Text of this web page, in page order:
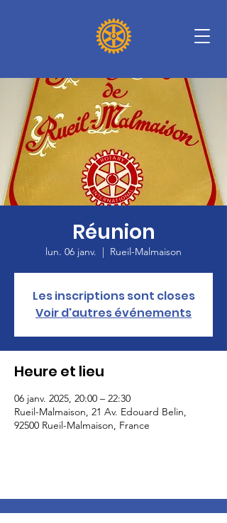
Réunion
lun. 06 janv.
  |
Rueil-Malmaison
Les inscriptions sont closes
Voir d'autres événements
Heure et lieu
06 janv. 2025, 20:00 – 22:30
Rueil-Malmaison, 21 Av. Edouard Belin,
92500 Rueil-Malmaison, France